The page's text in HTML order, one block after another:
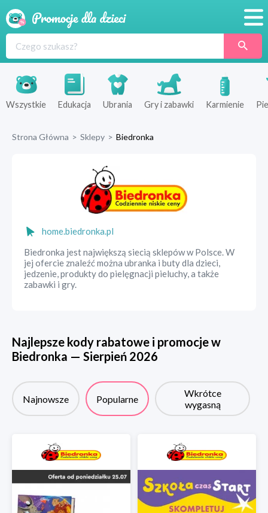
Produkty
Sklepy
Wszystkie Edukacja Ubrania Gry i zabawki Karmienie
Strona Główna > Sklepy > Biedronka
home.biedronka.pl
Biedronka jest największą siecią sklepów w Polsce. W
jej ofercie znaleźć można ubranka i buty dla dzieci,
jedzenie, produkty do pielęgnacji pieluchy, a także
zabawki i gry.
Najlepsze kody rabatowe i promocje w
Biedronka — Sierpień 2026
Najnowsze Popularne
Wkrótce
wygasną